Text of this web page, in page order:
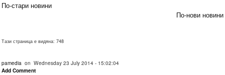
По-стари новини
По-нови новини
Тази страница е видяна: 748
pamedia on Wednesday 23 July 2014 - 15:02:04
Add Comment